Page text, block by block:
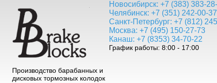
Производство барабанных и
дисковых тормозных колодок
Новосибирск: +7 (383) 383-
Челябинск: +7 (351) 242-00-37
Санкт-Петербург: +7 (812)
Москва: +7 (495) 150-27-73
Канаш: +7 (8353) 34-70-22
График работы: 8:00 - 17:00